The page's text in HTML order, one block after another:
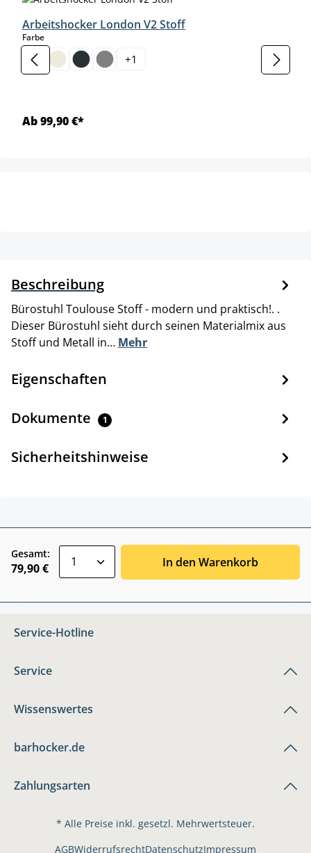
Arbeitshocker London V2 Stoff
Farbeauswählen
+1
Ab 99,90 €*
Beschreibung
Bürostuhl Toulouse Stoff - modern und praktisch!. .
Dieser Bürostuhl sieht durch seinen Materialmix aus
Stoff und Metall in… Mehr
Eigenschaften
Dokumente 1
Sicherheitshinweise
Gesamt:
79,90 € In den Warenkorb
Service-Hotline
Service
Wissenswertes
barhocker.de
Zahlungsarten
* Alle Preise inkl. gesetzl. Mehrwertsteuer.
AGBWiderrufsrechtDatenschutzImpressum